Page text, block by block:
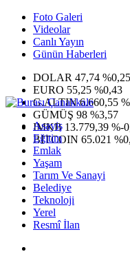
Foto Galeri
Videolar
Canlı Yayın
Günün Haberleri
DOLAR 47,74 %0,25
EURO 55,25 %0,43
G.ALTIN6.660,55
GÜMÜŞ 98 %3,57
IMKB 13.779,39 %-
BITCOIN 65.021
Asayiş
Eğitim
Emlak
Yaşam
Tarım Ve Sanayi
Belediye
Teknoloji
Yerel
Resmî İlan